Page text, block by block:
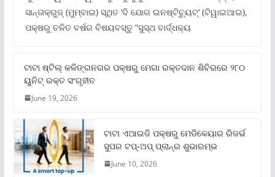
ସାନ୍ତାକ୍ରୁଜ୍ (ମୁମ୍ବାଇ) ସ୍ଥିତ ‘ଦି ଯୋଗ ଇନଷ୍ଟିଚ୍ୟୁଟ୍‌’ (ଟିୱାଇଆଇ),
ପକ୍ଷରୁ ଚଳିତ ବର୍ଷର ବିଷୟବସ୍ତୁ “ସୁସ୍ଥ ବାର୍ଦ୍ଧକ୍ୟ
ଟାଟା ଷ୍ଟିଲ୍‌ କଳିଙ୍ଗନଗର ପକ୍ଷରୁ ମେଗା ରକ୍ତଦାନ ଶିବିରରେ ୨୮୦
ୟୁନିଟ୍‌ ରକ୍ତ ସଂଗୃହୀତ
June 19, 2026
ଟାଟା ଏଆଇଜି ପକ୍ଷରୁ ମେଡିକେୟାର ରିଜର୍ଭ
ସୁପର ଟପ୍‌-ଅପ୍ ପ୍ଲାନ୍‌ର ଶୁଭାରମ୍ଭ
June 10, 2026